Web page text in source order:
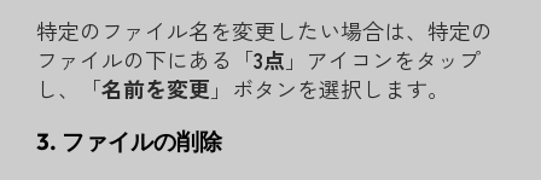
特定のファイル名を変更したい場合は、特定の
ファイルの下にある「3点 」アイコンをタップ
し、「名前を変更 」ボタンを選択します。
3. ファイルの削除